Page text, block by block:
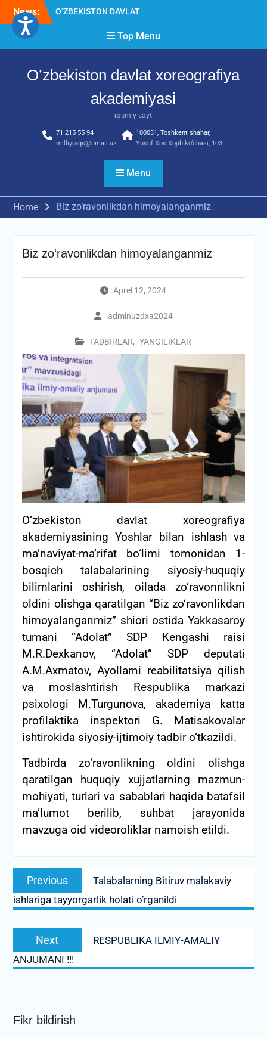
Skip
content
News:
O’ZBEKISTON DAVLAT
AKADEMIYASIDA
о‘tkazilgan kasbiy (ijodiy)
Diqqat e’lon!
imtihon jarayonlari
Top Menu
O’zbekiston davlat xoreografiya
akademiyasi
rasmiy sayt
71 215 55 94
milliyraqs@umail.uz
100031, Toshkent shahar,
Yusuf Xos Xojib ko‘chasi, 103
Menu
Home Biz zo‘ravonlikdan himoyalanganmiz
Biz zo‘ravonlikdan himoyalanganmiz
Aprel 12, 2024
adminuzdxa2024
TADBIRLAR, YANGILIKLAR
O‘zbekiston davlat xoreografiya
akademiyasining Yoshlar bilan ishlash va
ma’naviyat-ma’rifat bo‘limi tomonidan 1-
bosqich talabalarining siyosiy-huquqiy
bilimlarini oshirish, oilada zo‘ravonnlikni
oldini olishga qaratilgan “Biz zo‘ravonlikdan
himoyalanganmiz” shiori ostida Yakkasaroy
tumani “Adolat” SDP Kengashi raisi
M.R.Dexkanov, “Adolat” SDP deputati
A.M.Axmatov, Ayollarni reabilitatsiya qilish
va moslashtirish Respublika markazi
psixologi M.Turgunova, akademiya katta
profilaktika inspektori G. Matisakovalar
ishtirokida siyosiy-ijtimoiy tadbir o‘tkazildi.
Tadbirda zo‘ravonlikning oldini olishga
qaratilgan huquqiy xujjatlarning mazmun-
mohiyati, turlari va sabablari haqida batafsil
ma’lumot berilib, suhbat jarayonida
mavzuga oid videoroliklar namoish etildi.
Post
menyusi
Previous
Previous
post:
Talabalarning Bitiruv malakaviy
ishlariga tayyorgarlik holati o’rganildi
Next
post:
RESPUBLIKA ILMIY-AMALIY
ANJUMANI !!!
Fikr bildirish